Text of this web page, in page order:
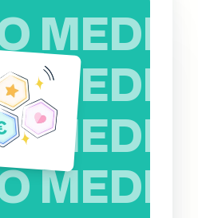
MEDIO
MEDIO
MEDIO
MEDIO